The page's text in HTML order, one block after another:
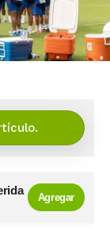
Agregar